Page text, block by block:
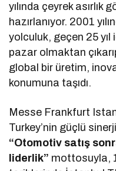
yılında çeyrek asırlık
hazırlanıyor. 2001
yolculuk, geçen 25 yıl
pazar olmaktan
global bir üretim,
konumuna taşıdı.
Messe Frankfurt
Turkey’nin güçlü
“Otomotiv satış
liderlik” mottosuyla,